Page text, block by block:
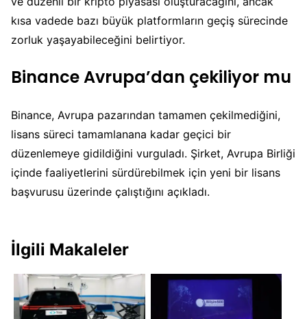
kısa vadede bazı büyük platformların geçiş sürecinde
zorluk yaşayabileceğini belirtiyor.
Binance Avrupa’dan çekiliyor mu
Binance, Avrupa pazarından tamamen çekilmediğini,
lisans süreci tamamlanana kadar geçici bir
düzenlemeye gidildiğini vurguladı. Şirket, Avrupa Birliği
içinde faaliyetlerini sürdürebilmek için yeni bir lisans
başvurusu üzerinde çalıştığını açıkladı.
İlgili Makaleler